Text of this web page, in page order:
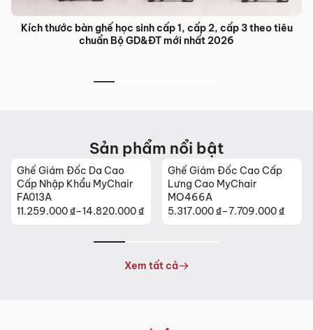
thước bàn ghế học sinh cấp 1, cấp 2, cấp 3 theo tiêu
chuẩn Bộ GD&ĐT mới nhất 2026
Sản phẩm nổi bật
Giám Đốc Da Cao
Nhập Khẩu MyChair
₫–14.820.000₫
Ghế Giám Đốc Cao Cấp
Lưng Cao MyChair
MO466A
5.317.000₫–7.709.000₫
Khoảng
5.317.000 ₫
Xem tất cả